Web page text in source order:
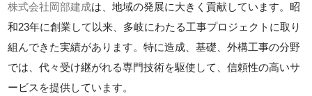
株式会社岡部建成は、地域の発展に大きく貢献しています。昭
和23年に創業して以来、多岐にわたる工事プロジェクトに取り
組んできた実績があります。特に造成、基礎、外構工事の分野
では、代々受け継がれる専門技術を駆使して、信頼性の高いサ
ービスを提供しています。